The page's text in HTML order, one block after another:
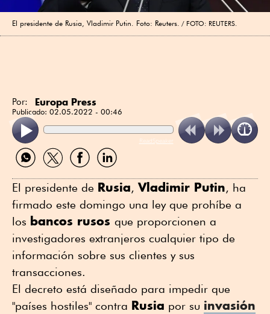
El presidente de Rusia, Vladimir Putin. Foto: Reuters. FOTO: REUTERS.
Por: Europa Press
Publicado: 02.05.2022 - 00:46
ReadSpeaker
Compartir
por
Compartir
por
Compartir
por
Compartir
por
El presidente de Rusia,Vladimir Putin, ha
firmado este domingo una ley que prohíbe a
los bancos rusos que proporcionen a
investigadores extranjeros cualquier tipo de
información sobre sus clientes y sus
transacciones.
El decreto está diseñado para impedir que
"países hostiles" contra Rusia por su invasión